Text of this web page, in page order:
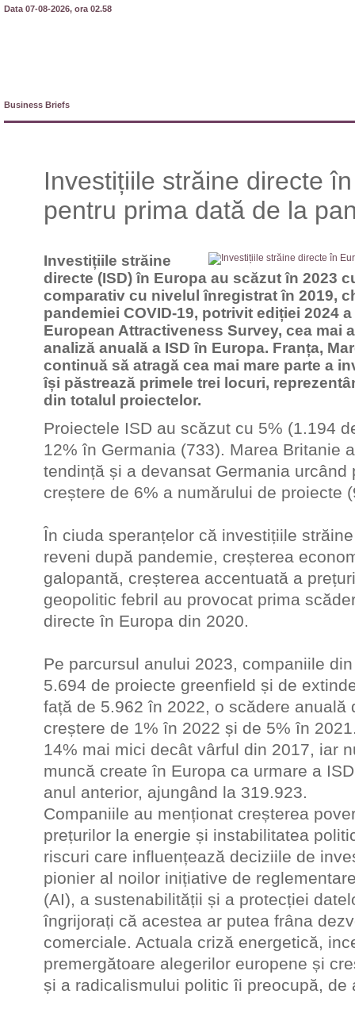
Data 07-08-2026, ora 02.58
Business Briefs
Investițiile străine directe
pentru prima dată de la
Investițiile străine
directe (ISD) în Europa au scăzut în 2023
comparativ cu nivelul înregistrat în 2019,
pandemiei COVID-19, potrivit ediției 2024
European Attractiveness Survey, cea mai
analiză anuală a ISD în Europa. Franța,
continuă să atragă cea mai mare parte a
își păstrează primele trei locuri,
din totalul proiectelor.
Proiectele ISD au scăzut cu 5% (1.194
12% în Germania (733). Marea Britanie
tendință și a devansat Germania urcând
creștere de 6% a numărului de proiecte
În ciuda speranțelor că investițiile
reveni după pandemie, creșterea
galopantă, creșterea accentuată a
geopolitic febril au provocat prima
directe în Europa din 2020.
Pe parcursul anului 2023, companiile
5.694 de proiecte greenfield și de
față de 5.962 în 2022, o scădere anuală
creștere de 1% în 2022 și de 5% în
14% mai mici decât vârful din 2017, iar
muncă create în Europa ca urmare a
anul anterior, ajungând la 319.923.
Companiile au menționat creșterea
prețurilor la energie și instabilitatea
riscuri care influențează deciziile de
pionier al noilor inițiative de
(AI), a sustenabilității și a protecției
îngrijorați că acestea ar putea frâna
comerciale. Actuala criză energetică,
premergătoare alegerilor europene și
și a radicalismului politic îi preocupă, de